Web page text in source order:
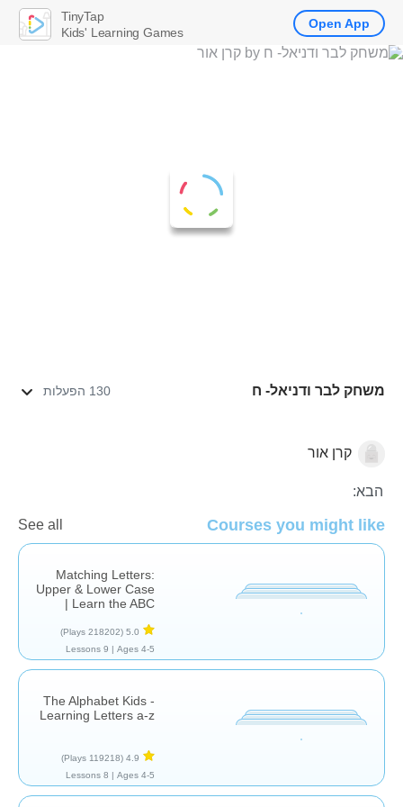
משחק לבר ודניאל- ח 130 הפעלות
אותיות וצלילים
קרן אור
הבא:
Courses you might like
See all
Matching Letters:
Upper & Lower Case
| Learn the ABC
5.0
(218202 Plays)
Ages 4-5 |
9 Lessons
The Alphabet Kids -
Learning Letters a-z
4.9
(119218 Plays)
Ages 4-5 |
8 Lessons
TinyTap
Kids' Learning Games
Open App